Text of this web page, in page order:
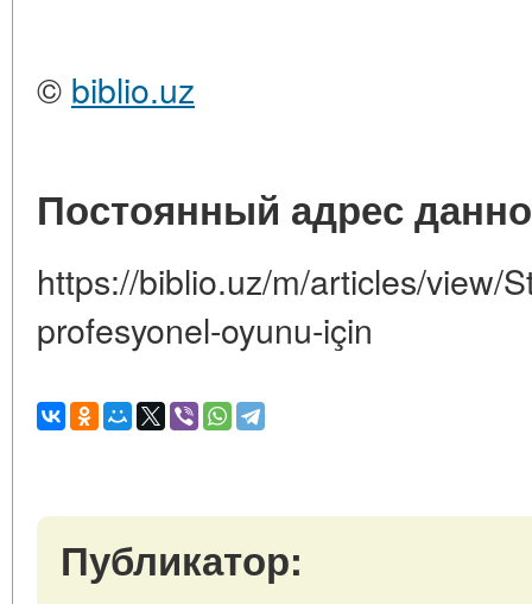
© biblio.uz
Постоянный адрес
https://biblio.uz/m/articles/view/
profesyonel-oyunu-için
Публикатор: